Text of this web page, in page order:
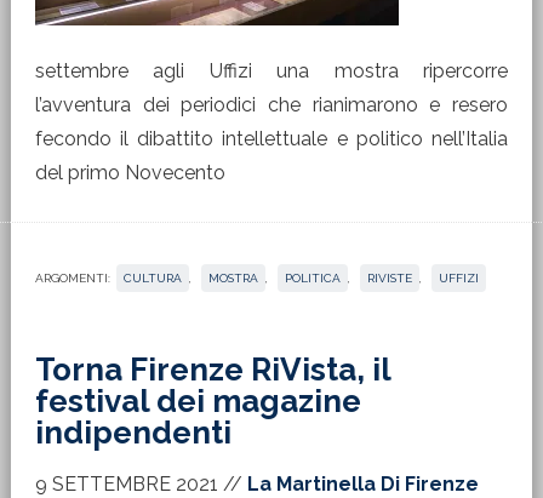
settembre agli Uffizi una mostra ripercorre
l’avventura dei periodici che rianimarono e resero
fecondo il dibattito intellettuale e politico nell’Italia
del primo Novecento
ARGOMENTI: CULTURA MOSTRA POLITICA RIVISTE UFFIZI
Torna Firenze RiVista, il
festival dei magazine
indipendenti
9 SETTEMBRE 2021 // La Martinella Di Firenze